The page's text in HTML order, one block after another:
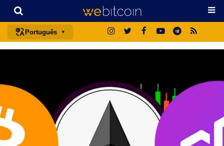
Português
français
italiano
deutsch